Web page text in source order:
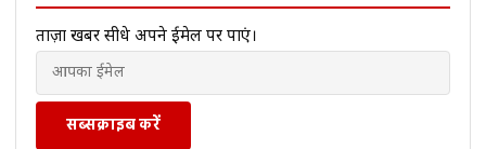
ताज़ा खबरें सीधे अपने ईमेल पर पाएं।
सब्सक्राइब करें